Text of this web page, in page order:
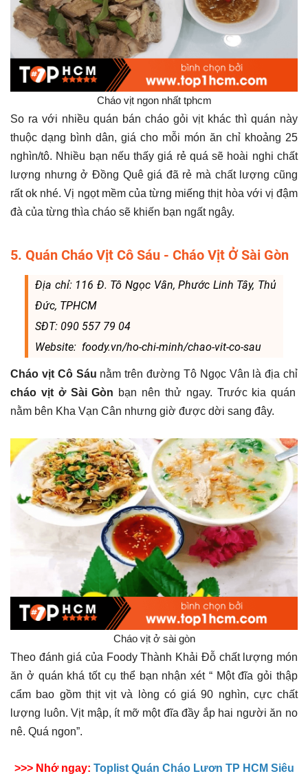
Cháo vịt ngon nhất tphcm
So ra với nhiều quán bán cháo gỏi vịt khác thì quán này
thuộc dạng bình dân, giá cho mỗi món ăn chỉ khoảng 25
nghìn/tô. Nhiều bạn nếu thấy giá rẻ quá sẽ hoài nghi chất
lượng nhưng ở Đồng Quê giá đã rẻ mà chất lượng cũng
rất ok nhé. Vị ngọt mềm của từng miếng thịt hòa với vị đậm
đà của từng thìa cháo sẽ khiến bạn ngất ngây.
5. Quán Cháo Vịt Cô Sáu - Cháo Vịt Ở Sài Gòn
Địa chỉ: 116 Đ. Tô Ngọc Vân, Phước Linh Tây, Thủ
Đức, TPHCM
SĐT: 090 557 79 04
Website: foody.vn/ho-chi-minh/chao-vit-co-sau
Cháo vịt Cô Sáu nằm trên đường Tô Ngọc Vân là địa chỉ
cháo vịt ở Sài Gòn bạn nên thử ngay. Trước kia quán
nằm bên Kha Vạn Cân nhưng giờ được dời sang đây.
Cháo vịt ở sài gòn
Theo đánh giá của Foody Thành Khải Đỗ chất lượng món
ăn ở quán khá tốt cụ thể bạn nhận xét “ Một đĩa gỏi thập
cẩm bao gồm thịt vịt và lòng có giá 90 nghìn, cực chất
lượng luôn. Vịt mập, ít mỡ một đĩa đầy ắp hai người ăn no
nê. Quá ngon”.
>>> Nhớ ngay: Toplist Quán Cháo Lươn TP HCM Siêu